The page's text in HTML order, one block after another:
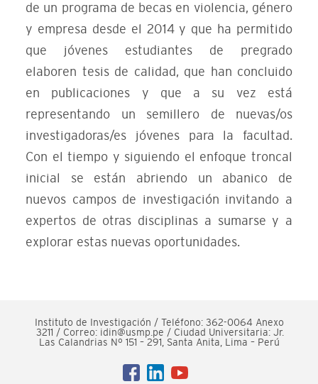
de un programa de becas en violencia, género
y empresa desde el 2014 y que ha permitido
que jóvenes estudiantes de pregrado
elaboren tesis de calidad, que han concluido
en publicaciones y que a su vez está
representando un semillero de nuevas/os
investigadoras/es jóvenes para la facultad.
Con el tiempo y siguiendo el enfoque troncal
inicial se están abriendo un abanico de
nuevos campos de investigación invitando a
expertos de otras disciplinas a sumarse y a
explorar estas nuevas oportunidades.
Instituto de Investigación / Teléfono: 362-0064 Anexo
3211 / Correo: idin@usmp.pe / Ciudad Universitaria: Jr.
Las Calandrias Nº 151 – 291, Santa Anita, Lima – Perú